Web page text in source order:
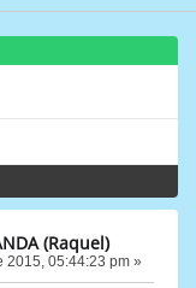
(Raquel)
2015, 05:44:23 pm »